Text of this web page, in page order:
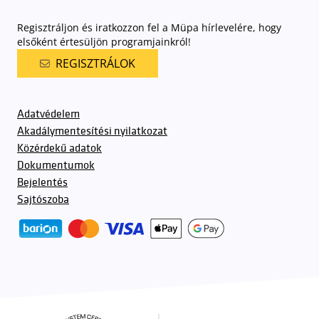
Regisztráljon és iratkozzon fel a Müpa hírlevelére, hogy
elsőként értesüljön programjainkról!
REGISZTRÁLOK
Adatvédelem
Akadálymentesítési nyilatkozat
Közérdekű adatok
Dokumentumok
Bejelentés
Sajtószoba